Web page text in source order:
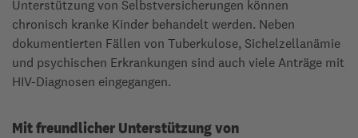
Unterstützung von Selbstversicherungen können
chronisch kranke Kinder behandelt werden. Neben
dokumentierten Fällen von Tuberkulose, Sichelzellanämie
und psychischen Erkrankungen sind auch viele Anträge mit
HIV-Diagnosen eingegangen.
Mit freundlicher Unterstützung von